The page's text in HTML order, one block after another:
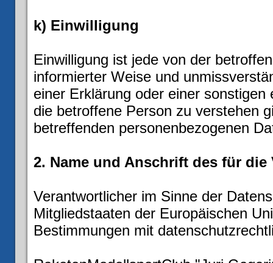
k) Einwilligung
Einwilligung ist jede von der
informierter Weise und
einer Erklärung oder einer
die betroffene Person zu verstehen
betreffenden personenbezogenen
2. Name und Anschrift des für
Verantwortlicher im Sinne der
Mitgliedstaaten der Europäischen
Bestimmungen mit